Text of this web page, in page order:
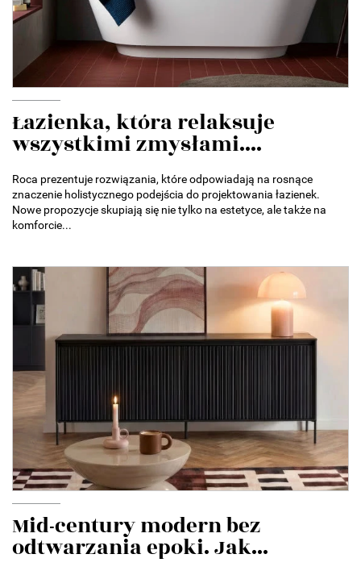
Łazienka, która relaksuje
wszystkimi zmysłami....
Roca prezentuje rozwiązania, które odpowiadają na rosnące
znaczenie holistycznego podejścia do projektowania łazienek.
Nowe propozycje skupiają się nie tylko na estetyce, ale także na
komforcie...
Mid-century modern bez
odtwarzania epoki. Jak...